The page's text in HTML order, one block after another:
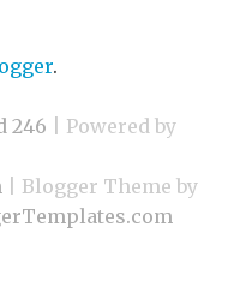
.
246 | Powered by
| Blogger Theme by